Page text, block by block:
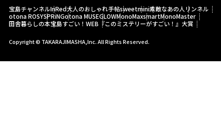
宝島チャンネルInRed大人のおしゃれ手帖sweetmini素敵なあの人 リンネル
otona ROSYSPRiNGotona MUSEGLOWMonoMaxsmartMonoMaster
田舎暮らしの本宝島すごい！WEB 『このミステリーがすごい！』大賞
Copyright © TAKARAJIMASHA,Inc. All Rights Reserved.